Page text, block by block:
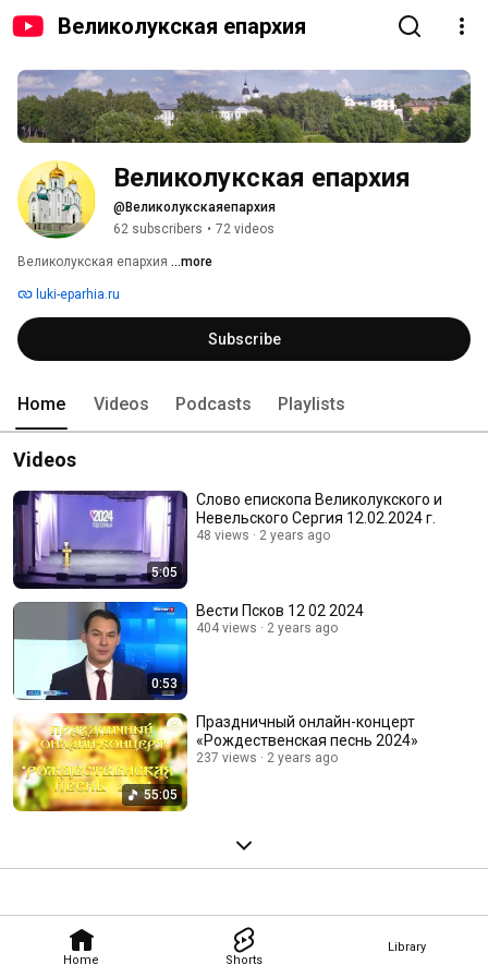
Великолукская епархия
Home Shorts
Library
@Великолукскаяепархия
62 subscribers • 72 videos
Великолукская епархия ...more
luki-eparhia.ru
Subscribe
Home Videos Podcasts Playlists
Videos
5:05
Слово епископа Великолукского и
Невельского Сергия 12.02.2024 г.
48 views 2 years ago
0:53
Вести Псков 12 02 2024
404 views 2 years ago
55:05
Праздничный онлайн-концерт
«Рождественская песнь 2024»
237 views 2 years ago